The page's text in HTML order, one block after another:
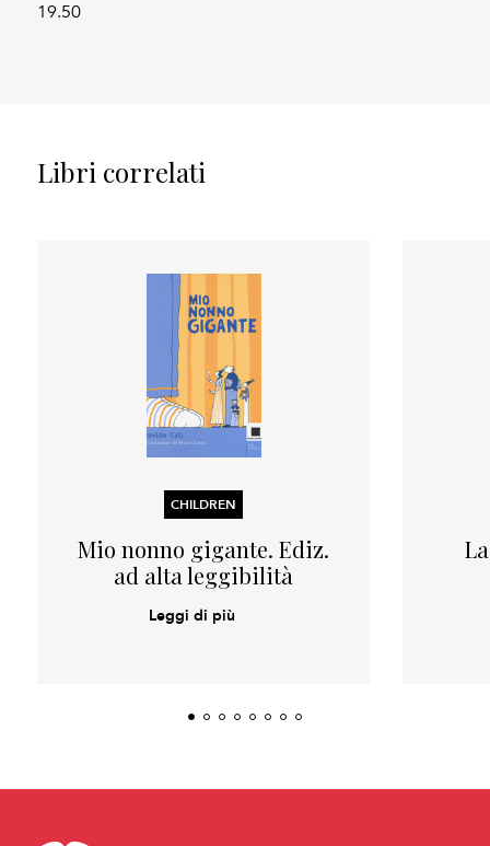
19.50
Libri correlati
CHILDREN
Mio nonno gigante. Ediz.
ad alta leggibilità
Leggi di più